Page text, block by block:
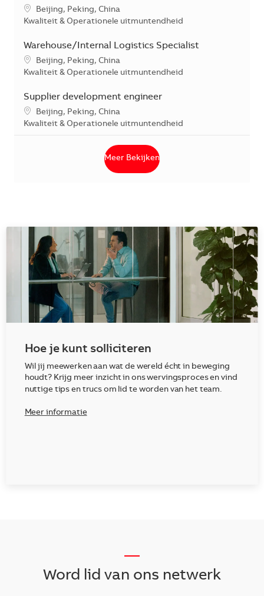
*Je kunt je voorkeurslocatie(s) selecteren tijdens de
Beijing, Peking, China
Categorie
Kwaliteit & Operationele uitmuntendheid
Warehouse/Internal Logistics Specialist
*Je kunt je voorkeurslocatie(s) selecteren tijdens de
Beijing, Peking, China
Categorie
Kwaliteit & Operationele uitmuntendheid
Supplier development engineer
*Je kunt je voorkeurslocatie(s) selecteren tijdens de
Beijing, Peking, China
Categorie
Kwaliteit & Operationele uitmuntendheid
Meer Bekijken
Hoe je kunt solliciteren
Wil jij meewerken aan wat de wereld écht in beweging
houdt? Krijg meer inzicht in ons wervingsproces en vind
nuttige tips en trucs om lid te worden van het team.
Meer informatie
Word lid van ons netwerk